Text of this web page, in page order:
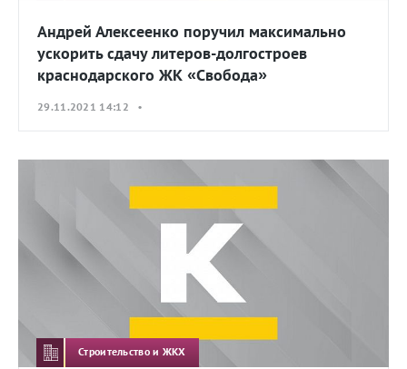
Андрей Алексеенко поручил максимально
ускорить сдачу литеров-долгостроев
краснодарского ЖК «Свобода»
29.11.2021 14:12 •
Строительство и ЖКХ